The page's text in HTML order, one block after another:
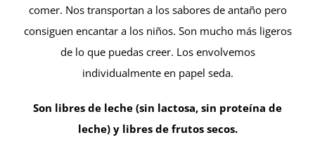
comer. Nos transportan a los sabores de antaño pero
consiguen encantar a los niños. Son mucho más ligeros
de lo que puedas creer. Los envolvemos
individualmente en papel seda.
Son libres de leche (sin lactosa, sin proteína de
leche) y libres de frutos secos.